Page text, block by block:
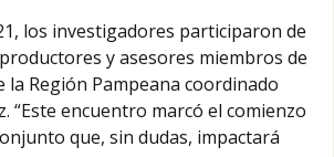
los investigadores participaron de
y asesores miembros de
la Región Pampeana coordinado
“Este encuentro marcó el comienzo
que, sin dudas, impactará